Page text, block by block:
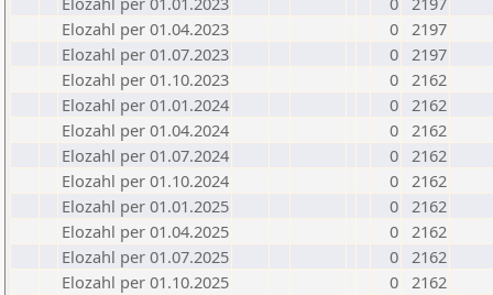
Elozahl per 01.04.2023
0 2197
Elozahl per 01.07.2023
0 2197
Elozahl per 01.10.2023
0 2162
Elozahl per 01.01.2024
0 2162
Elozahl per 01.04.2024
0 2162
Elozahl per 01.07.2024
0 2162
Elozahl per 01.10.2024
0 2162
Elozahl per 01.01.2025
0 2162
Elozahl per 01.04.2025
0 2162
Elozahl per 01.07.2025
0 2162
Elozahl per 01.10.2025
0 2162